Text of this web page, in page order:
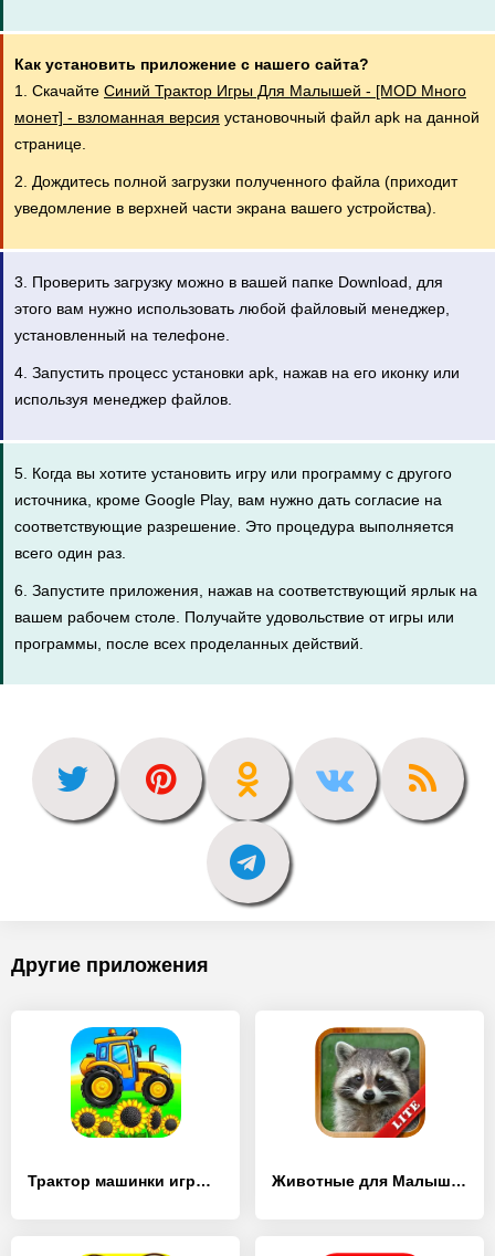
Как установить приложение с нашего сайта?
1. Скачайте Синий Трактор Игры Для Малышей - [MOD Много
монет] - взломанная версия установочный файл apk на данной
странице.
2. Дождитесь полной загрузки полученного файла (приходит
уведомление в верхней части экрана вашего устройства).
3. Проверить загрузку можно в вашей папке Download, для
этого вам нужно использовать любой файловый менеджер,
установленный на телефоне.
4. Запустить процесс установки apk, нажав на его иконку или
используя менеджер файлов.
5. Когда вы хотите установить игру или программу с другого
источника, кроме Google Play, вам нужно дать согласие на
соответствующие разрешение. Это процедура выполняется
всего один раз.
6. Запустите приложения, нажав на соответствующий ярлык на
вашем рабочем столе. Получайте удовольствие от игры или
программы, после всех проделанных действий.
Другие приложения
Трактор машинки игры для детей - [MOD Бесконечные деньги] Животные для Малышей - [MOD Бесконечные монеты]